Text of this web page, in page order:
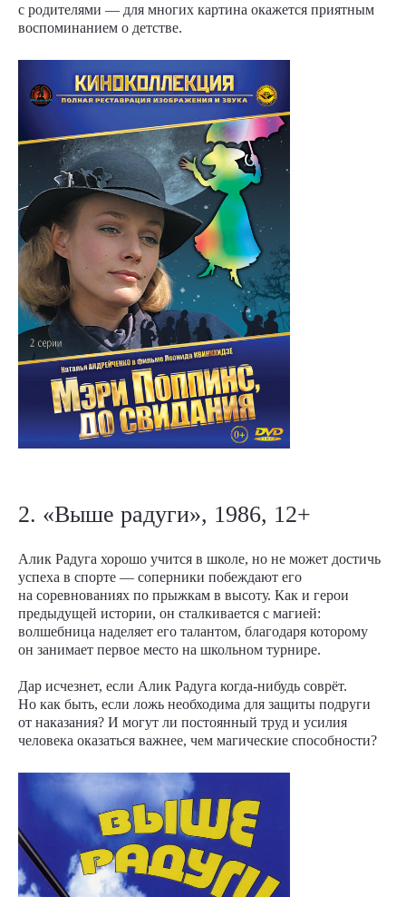
с родителями — для многих картина окажется приятным
воспоминанием о детстве.
2. «Выше радуги», 1986, 12+
Алик Радуга хорошо учится в школе, но не может достичь
успеха в спорте — соперники побеждают его
на соревнованиях по прыжкам в высоту. Как и герои
предыдущей истории, он сталкивается с магией:
волшебница наделяет его талантом, благодаря которому
он занимает первое место на школьном турнире.
Дар исчезнет, если Алик Радуга когда-нибудь соврёт.
Но как быть, если ложь необходима для защиты подруги
от наказания? И могут ли постоянный труд и усилия
человека оказаться важнее, чем магические способности?